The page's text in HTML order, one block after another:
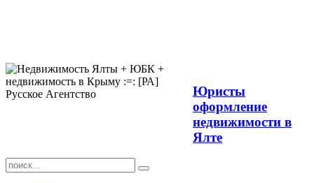
Юристы
оформление
недвижимости в
Ялте